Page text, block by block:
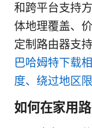
和跨平台支持
体地理覆盖、
定制路由器支
巴哈姆特下载
度、绕过地区
如何在家用